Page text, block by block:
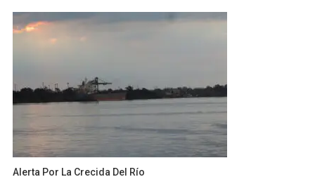
Alerta Por La Crecida Del Río